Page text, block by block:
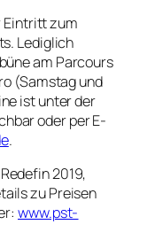
Eintritt zum
Lediglich
am Parcours
(Samstag und
ist unter der
oder per E-
.
2019,
zu Preisen
www.pst-